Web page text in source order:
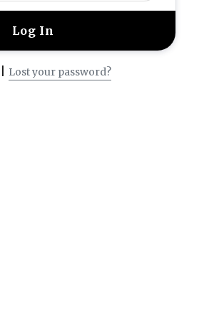
Lost your password?